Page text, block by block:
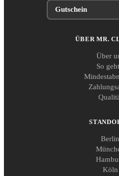
Gutschein
ÜBER MR.
Über
So
Berlin
Köln